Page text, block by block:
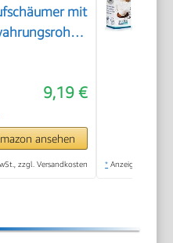
mit
U/min,
für Matcha
9,19 €
ansehen
zzgl. Versandkosten * Anzeige